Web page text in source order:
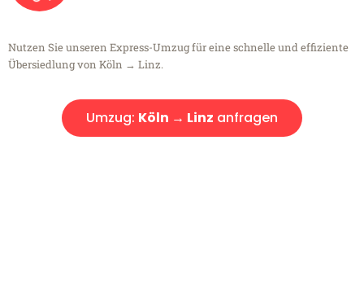
Nutzen Sie unseren Express-Umzug für eine schnelle und effiziente
Übersiedlung von Köln → Linz.
Umzug: Köln → Linz anfragen